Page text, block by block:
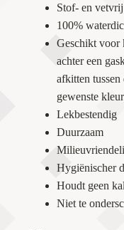
Stof- en
100%
Geschikt voor
achter een
afkitten
gewenste
Lekbestendig
Duurzaam
Hygiënischer
Houdt geen
Niet te